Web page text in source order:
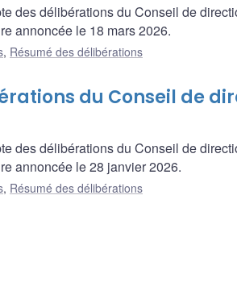
des délibérations du Conseil de
annoncée le 18 mars 2026.
, Résumé des délibérations
du Conseil de
des délibérations du Conseil de
annoncée le 28 janvier 2026.
, Résumé des délibérations